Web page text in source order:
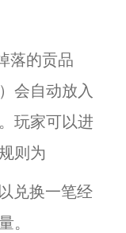
的贡品
会自动放入
玩家可以进
则为
兑换一笔经
。